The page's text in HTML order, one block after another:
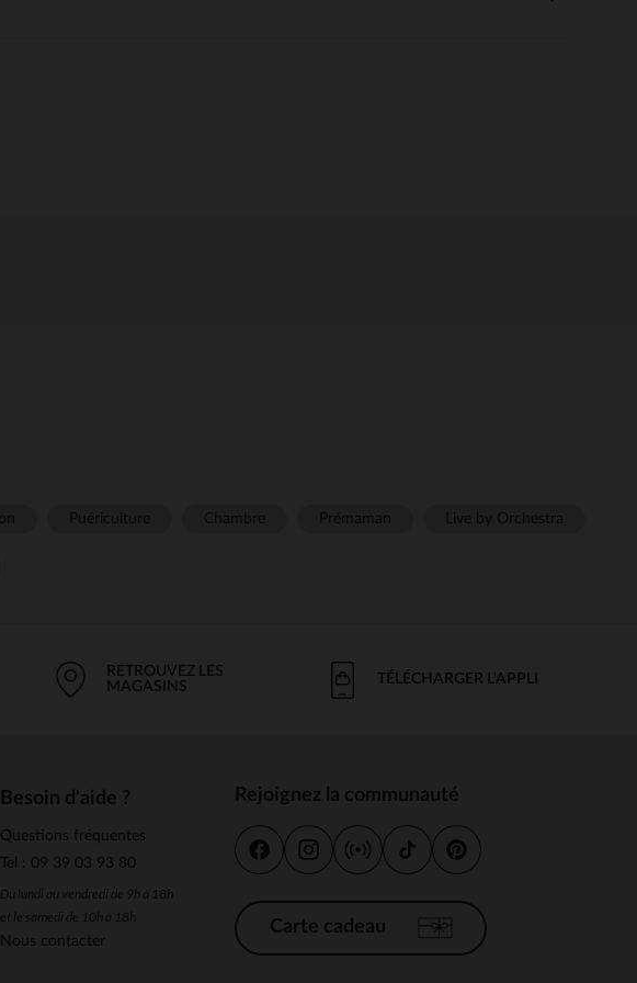
RETROUVEZ LES
MAGASINS
TÉLÉCHARGER L'APPLI
Besoin d'aide ?
Questions fréquentes
Tel : 09 39 03 93 80
Du lundi au vendredi de 9h à 18h
et le samedi de 10h à 18h
Nous contacter
Rejoignez la communauté
Carte cadeau